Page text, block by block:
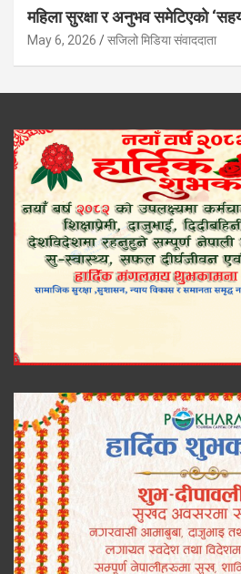
महिला सुरक्षा र अनुभव समेटिएको
May 6, 2026 सजिलो मिडिया संवाददाता